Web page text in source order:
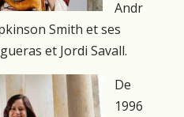
Andr
Smith et ses
et Jordi Savall.
De
1996